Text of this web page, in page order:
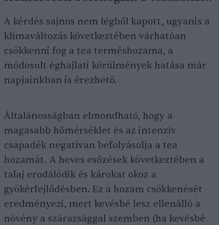
A kérdés sajnos nem légből kapott, ugyanis a
klímaváltozás következtében várhatóan
csökkenni fog a tea terméshozama, a
módosult éghajlati körülmények hatása már
napjainkban is érezhető.
Általánosságban elmondható, hogy a
magasabb hőmérséklet és az intenzív
csapadék negatívan befolyásolja a tea
hozamát. A heves esőzések következtében a
talaj erodálódik és károkat okoz a
gyökérfejlődésben. Ez a hozam csökkenését
eredményezi, mert kevésbé lesz ellenálló a
növény a szárazsággal szemben (ha kevésbé